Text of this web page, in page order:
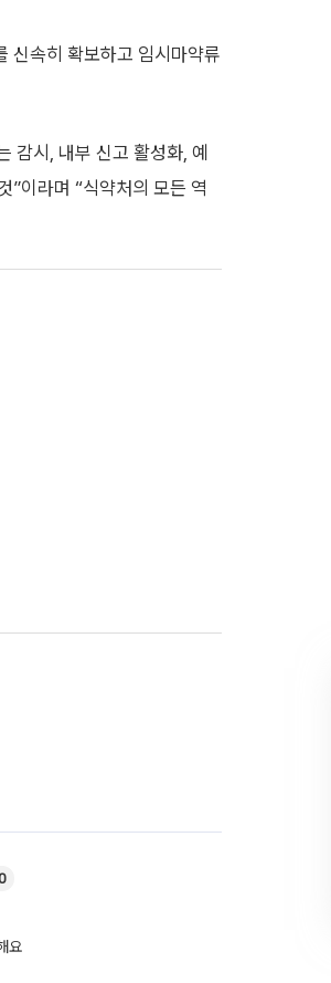
신속히 확보하고 임시마약류
감시, 내부 신고 활성화, 예
”이라며 “식약처의 모든 역
요